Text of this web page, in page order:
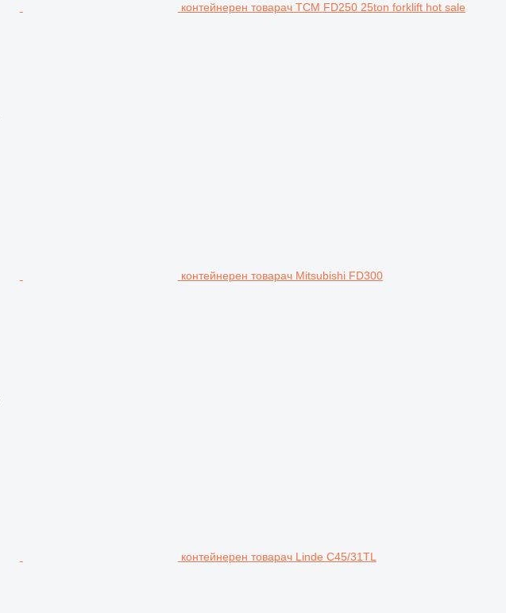
контейнерен товарач TCM FD250 25ton forklift hot sale
контейнерен товарач Mitsubishi FD300
контейнерен товарач Linde C45/31TL